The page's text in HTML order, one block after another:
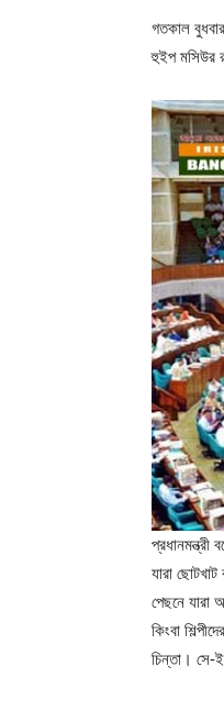
গতকাল
হুইপ মসিউর
প্রধানমন্ত্রী
যারা
পেছনে যারা
কিংবা
চিন্তা। সে-